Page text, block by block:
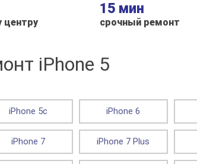
центру
15 мин
срочный ремонт
iPhone 5
iPhone 5c iPhone 6
iPhone 7 iPhone 7 Plus